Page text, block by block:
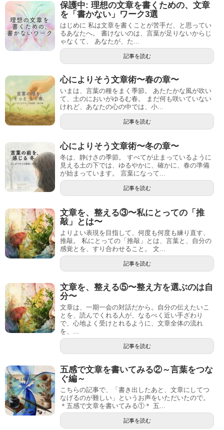
保護中: 理想の文章を書くための、文章
を「書かない」ワーク3選
はじめに 私は文章を書くことが苦手だ、と思ってい
るあなたへ。 書けないのは、言葉が足りないからじ
ゃなくて、 あなたが、た...
記事を読む
心によりそう文章術〜春の章〜
いまは、言葉の種をまく季節。 あたたかな風が吹い
て、土のにおいがゆるむ春。 まだ何も咲いていない
けれど、あなたの心の中では、小...
記事を読む
心によりそう文章術〜冬の章〜
冬は、静けさの季節。 すべてが止まっているように
見える土の下では、ゆるやかに、確かに、春の準備
が始まっています。 言葉になって...
記事を読む
文章を、整える③〜私にとっての「推
敲」とは〜
よりよい表現を目指して、何度も何度も練り直す、
推敲。 私にとっての「推敲」とは、言葉と、自分の
感覚とを、すり合わせること。 文...
記事を読む
文章を、整える⑤〜整え方を選ぶのは自
分〜
文章は、一期一会の対話だから。自分の伝えたいこ
とを、読んでくれる人が、なるべく近い手ざわり
で、心地よく受けとれるように、文章全体の流れ
を、...
記事を読む
五感で文章を書いてみる②～言葉をつな
ぐ編～
こちらの記事で、「書き出したあと、文章にしてつ
なげるのが難しい」というお声をいただいたので。
＊五感で文章を書いてみる①＊ 五...
記事を読む